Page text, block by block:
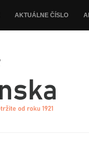
AKTUÁLNE ČÍSLO